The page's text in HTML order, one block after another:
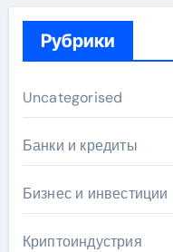
Рубрики
Uncategorised
Банки и кредиты
Бизнес и инвестиции
Криптоиндустрия